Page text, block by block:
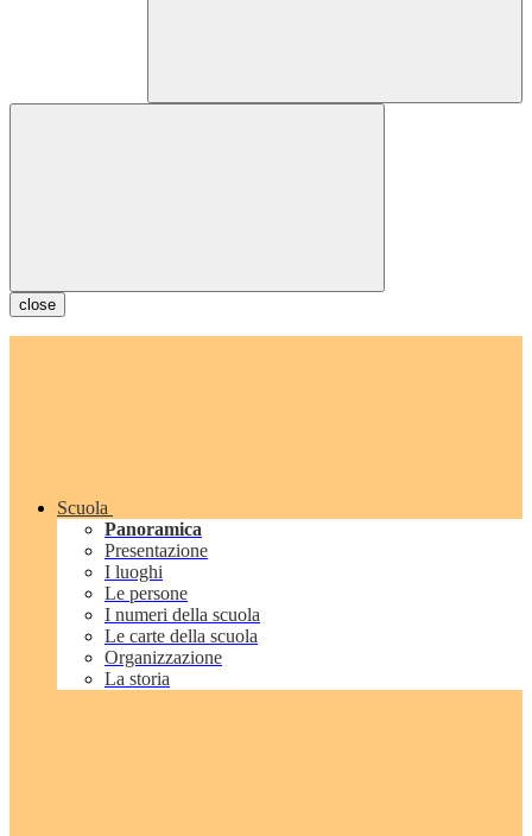
close
Scuola
Panoramica
Presentazione
I luoghi
Le persone
I numeri della scuola
Le carte della scuola
Organizzazione
La storia